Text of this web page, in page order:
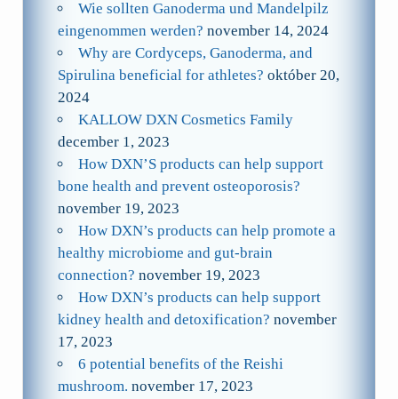
Wie sollten Ganoderma und Mandelpilz
eingenommen werden? november 14, 2024
Why are Cordyceps, Ganoderma, and
Spirulina beneficial for athletes? október 20,
2024
KALLOW DXN Cosmetics Family
december 1, 2023
How DXN’S products can help support
bone health and prevent osteoporosis?
november 19, 2023
How DXN’s products can help promote a
healthy microbiome and gut-brain
connection? november 19, 2023
How DXN’s products can help support
kidney health and detoxification? november
17, 2023
6 potential benefits of the Reishi
mushroom. november 17, 2023